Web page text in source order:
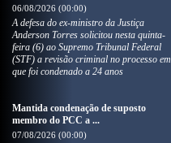
06/08/2026 (00:00)
A defesa do ex-ministro da Justiça
Anderson Torres solicitou nesta quinta-
feira (6) ao Supremo Tribunal Federal
(STF) a revisão criminal no processo em
que foi condenado a 24 anos
Mantida condenação de suposto
membro do PCC a ...
07/08/2026 (00:00)